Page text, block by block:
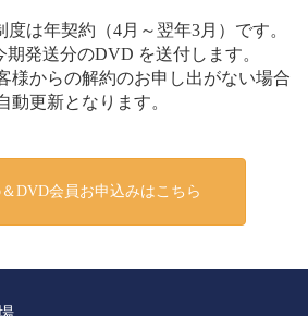
は年契約（4月～翌年3月）です。
発送分のDVD を送付します。
様からの解約のお申し出がない場合
動更新となります。
DVD会員お申込みはこちら